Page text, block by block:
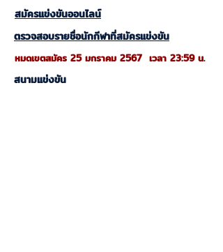
สมัครแข่งขันออนไลน์
ตรวจสอบรายชื่อนักกีฬาที่สมัครแข่งขัน
หมดเขตสมัคร 25 มกราคม 2567 เวลา 23:59 น.
สนามแข่งขัน